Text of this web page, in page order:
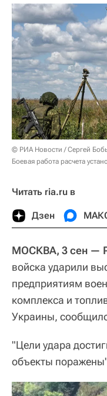
© РИА Новости / Сергей
Боевая работа расчета
Читать ria.ru в
Дзен
МОСКВА, 3 сен —
войска ударили
предприятиям
комплекса и
Украины,
"Цели удара
объекты